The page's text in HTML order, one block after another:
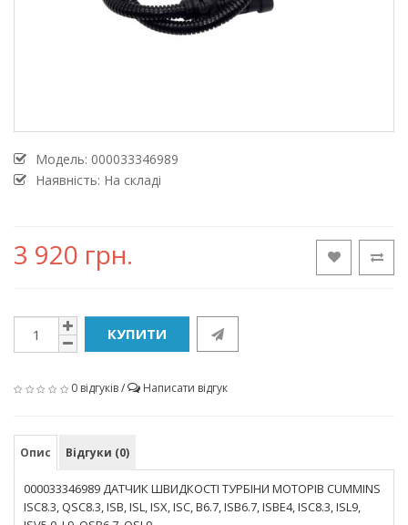
Модель: 000033346989
Наявність: На складі
3 920 грн.
КУПИТИ
0 відгуків/ Написати відгук
Опис Відгуки (0)
000033346989 ДАТЧИК ШВИДКОСТІ ТУРБІНИ МОТОРІВ CUMMINS
ISC8.3, QSC8.3, ISB, ISL, ISX, ISC, B6.7, ISB6.7, ISBE4, ISC8.3, ISL9,